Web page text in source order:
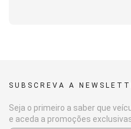
SUBSCREVA A
Seja o primeiro a saber que
e aceda a promoções